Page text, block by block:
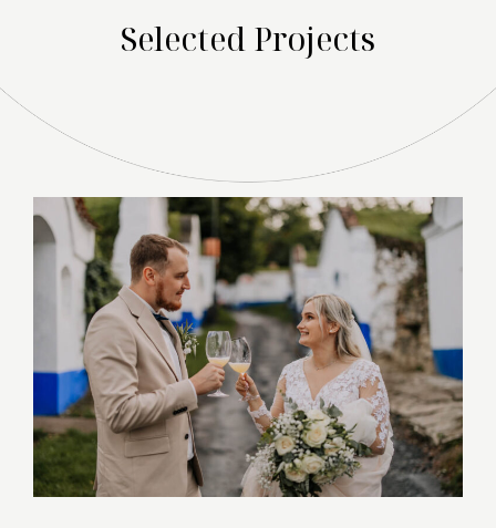
Selected Projects